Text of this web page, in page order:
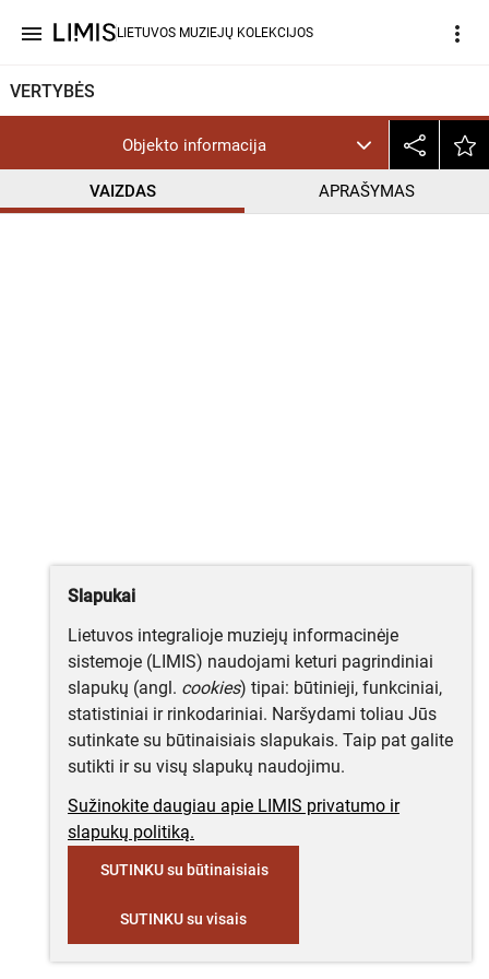
menu LIETUVOS MUZIEJŲ KOLEKCIJOS more_vert
VERTYBĖS
Objekto informacija
VAIZDAS APRAŠYMAS
InC help_outline
Slapukai
Lietuvos integralioje muziejų informacinėje
sistemoje (LIMIS) naudojami keturi pagrindiniai
slapukų (angl. cookies) tipai: būtinieji, funkciniai,
statistiniai ir rinkodariniai. Naršydami toliau Jūs
sutinkate su būtinaisiais slapukais. Taip pat galite
sutikti ir su visų slapukų naudojimu.
Sužinokite daugiau apie LIMIS privatumo ir
slapukų politiką.
SUTINKU su būtinaisiais
SUTINKU su visais